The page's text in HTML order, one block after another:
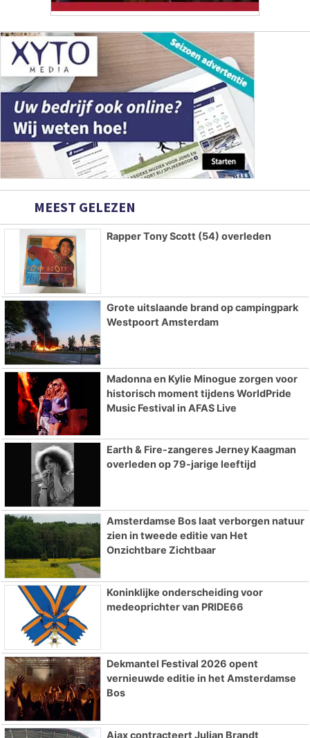
MEEST GELEZEN
Rapper Tony Scott (54) overleden
Grote uitslaande brand op campingpark
Westpoort Amsterdam
Madonna en Kylie Minogue zorgen voor
historisch moment tijdens WorldPride
Music Festival in AFAS Live
Earth & Fire-zangeres Jerney Kaagman
overleden op 79-jarige leeftijd
Amsterdamse Bos laat verborgen natuur
zien in tweede editie van Het
Onzichtbare Zichtbaar
Koninklijke onderscheiding voor
medeoprichter van PRIDE66
Dekmantel Festival 2026 opent
vernieuwde editie in het Amsterdamse
Bos
Ajax contracteert Julian Brandt